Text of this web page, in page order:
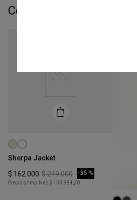
Completá tu look:
XS
Sherpa Jacket
$ 162 000 $249.000 -35 %
Precio s/Imp.Nac $ 133.884,30